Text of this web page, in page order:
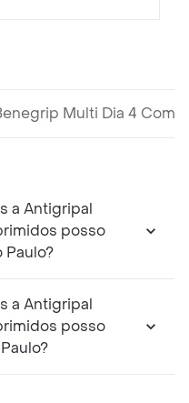
Multi Dia 4
a Antigripal
posso
Paulo?
a Antigripal
posso